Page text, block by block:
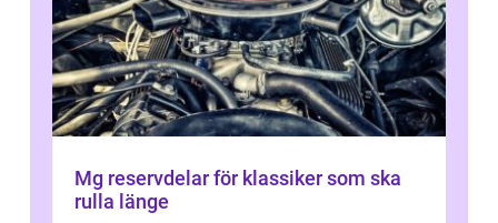
Mg reservdelar för klassiker som ska
rulla länge